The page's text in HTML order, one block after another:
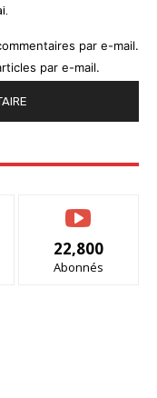
par e-mail.
par e-mail.
22,800
Abonnés